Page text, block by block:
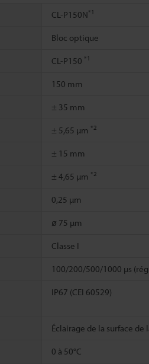
CL-P150N*1
Bloc optique
CL-P150 *1
150 mm
± 35 mm
± 5,65 µm *2
± 15 mm
± 4,65 µm *2
0,25 µm
ø 75 µm
Classe I
100/200/500/1000 µs
IP67 (CEI 60529)
Éclairage de la surface
0 à 50°C